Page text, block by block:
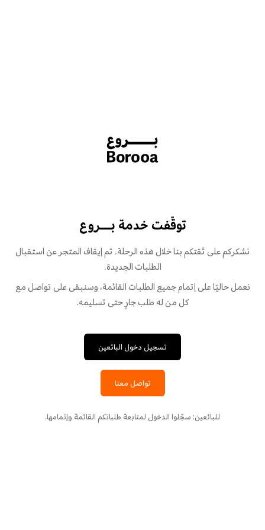
توقّفت خدمة بـــروع
نشكركم على ثقتكم بنا خلال هذه الرحلة. تم إيقاف المتجر عن استقبال
الطلبات الجديدة.
نعمل حاليًا على إتمام جميع الطلبات القائمة، وسنبقى على تواصل مع
كل من له طلب جارٍ حتى تسليمه.
تسجيل دخول البائعين
تواصل معنا
للبائعين: سجّلوا الدخول لمتابعة طلباتكم القائمة وإتمامها.